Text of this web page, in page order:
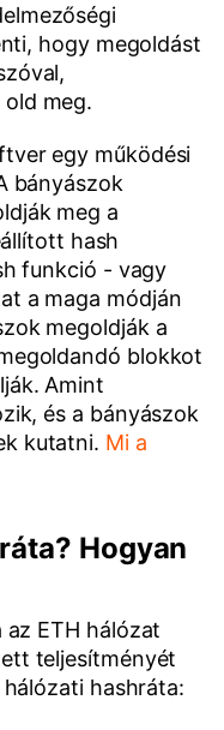
hogy megoldást
meg.
egy működési
bányászok
meg a
hash
funkció - vagy
a maga módján
megoldják a
blokkot
Amint
és a bányászok
kutatni. Mi a
Hogyan
ETH hálózat
teljesítményét
hashráta: